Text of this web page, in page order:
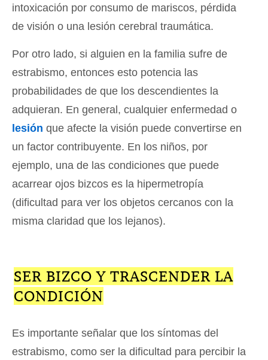
intoxicación por consumo de mariscos, pérdida
de visión o una lesión cerebral traumática.
Por otro lado, si alguien en la familia sufre de
estrabismo, entonces esto potencia las
probabilidades de que los descendientes la
adquieran. En general, cualquier enfermedad o
lesión que afecte la visión puede convertirse en
un factor contribuyente. En los niños, por
ejemplo, una de las condiciones que puede
acarrear ojos bizcos es la hipermetropía
(dificultad para ver los objetos cercanos con la
misma claridad que los lejanos).
SER BIZCO Y TRASCENDER LA
CONDICIÓN
Es importante señalar que los síntomas del
estrabismo, como ser la dificultad para percibir la